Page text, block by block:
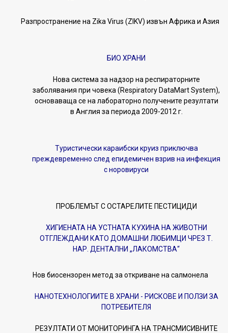
Разпространение на Zika Virus (ZIKV) извън Африка и Азия
БИО ХРАНИ
Нова система за надзор на респираторните
заболявания при човека (Respiratory DataMart System),
основаваща се на лабораторно получените резултати
в Англия за периода 2009-2012 г.
Туристически караибски круиз приключва
преждевременно след епидемичен взрив на инфекция
с норовируси
ПРОБЛЕМЪТ С ОСТАРЕЛИТЕ ПЕСТИЦИДИ
ХИГИЕНАТА НА УСТНАТА КУХИНА НА ЖИВОТНИ
ОТГЛЕЖДАНИ КАТО ДОМАШНИ ЛЮБИМЦИ ЧРЕЗ Т.
НАР. ДЕНТАЛНИ „ЛАКОМСТВА“
Нов биосензорен метод за откриване на салмонела
НАНОТЕХНОЛОГИИТЕ В ХРАНИ - РИСКОВЕ И ПОЛЗИ ЗА
ПОТРЕБИТЕЛЯ
РЕЗУЛТАТИ ОТ МОНИТОРИНГА НА ТРАНСМИСИВНИТЕ